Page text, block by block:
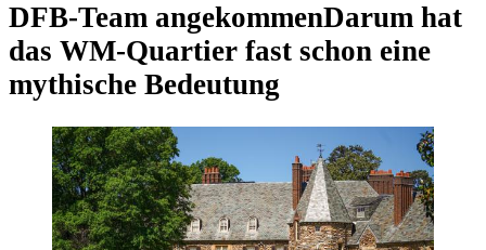
DFB-Team angekommenDarum hat
das WM-Quartier fast schon eine
mythische Bedeutung